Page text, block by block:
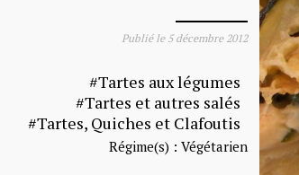
Publié le 5 décembre 2012
Tartes aux légumes
Tartes et autres salés
Tartes, Quiches et Clafoutis
Régime(s) : Végétarien